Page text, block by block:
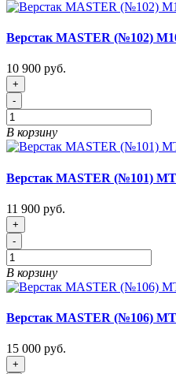
Верстак MASTER (№102)
10 900 руб.
+
-
В корзину
Верстак MASTER (№101)
11 900 руб.
+
-
В корзину
Верстак MASTER (№106)
15 000 руб.
+